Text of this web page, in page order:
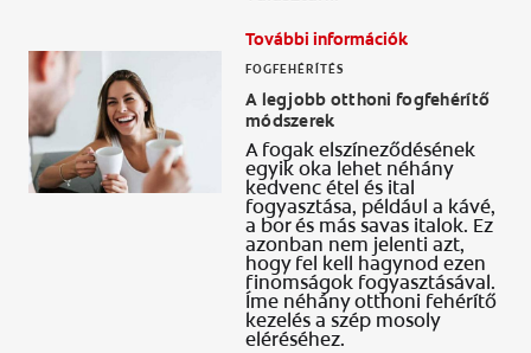
További információk
FOGFEHÉRÍTÉS
A legjobb otthoni fogfehérítő
módszerek
A fogak elszíneződésének
egyik oka lehet néhány
kedvenc étel és ital
fogyasztása, például a kávé,
a bor és más savas italok. Ez
azonban nem jelenti azt,
hogy fel kell hagynod ezen
finomságok fogyasztásával.
Íme néhány otthoni fehérítő
kezelés a szép mosoly
eléréséhez.